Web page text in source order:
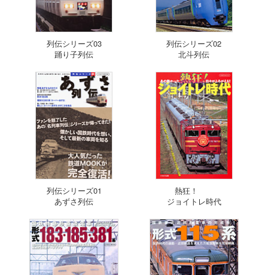
列伝シリーズ03
踊り子列伝
列伝シリーズ02
北斗列伝
列伝シリーズ01
あずさ列伝
熱狂！
ジョイトレ時代